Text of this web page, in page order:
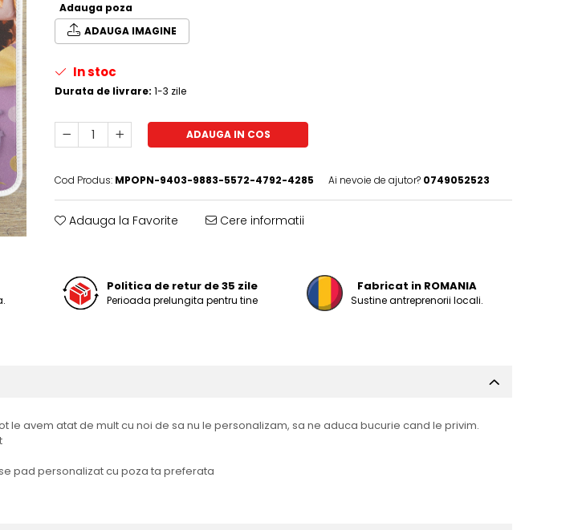
Adauga poza
ADAUGA IMAGINE
In stoc
Durata de livrare: 1-3 zile
ADAUGA IN COS
Cod Produs: MPOPN-9403-9883-5572-4792-4285 Ai nevoie de ajutor? 0749052523
Adauga la Favorite Cere informatii
Politica de retur de 35 zile
Perioada prelungita pentru tine
Fabricat in ROMANIA
Sustine antreprenorii locali.
avem atat de mult cu noi de sa nu le personalizam, sa ne aduca bucurie cand le privim.
pad personalizat cu poza ta preferata